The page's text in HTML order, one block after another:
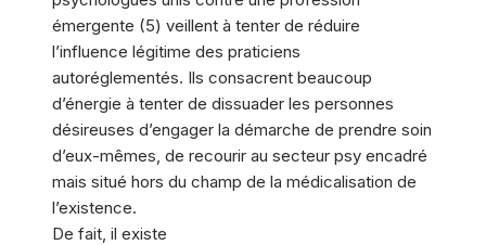
émergente (5) veillent à tenter de réduire
l’influence légitime des praticiens
autoréglementés. Ils consacrent beaucoup
d’énergie à tenter de dissuader les personnes
désireuses d’engager la démarche de prendre soin
d’eux-mêmes, de recourir au secteur psy encadré
mais situé hors du champ de la médicalisation de
l’existence.
De fait, il existe